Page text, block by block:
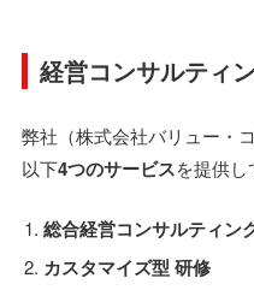
経営コンサルティ
弊社（株式会社バリュー・
以下4つのサービスを提供し
総合経営コンサルティン
カスタマイズ型 研修